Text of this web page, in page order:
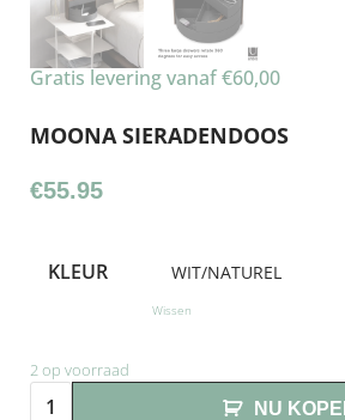
Gratis levering vanaf €60,00
MOONA SIERADENDOOS
€55.95
KLEUR
Wissen
2 op voorraad
NU